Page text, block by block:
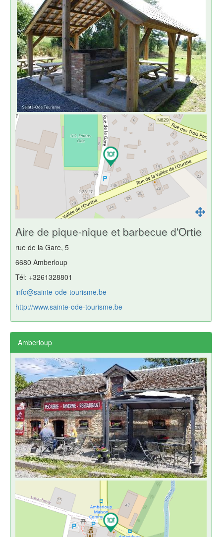
Aire de pique-nique et barbecue d'Ortie
rue de la Gare, 5
6680 Amberloup
Tél: +3261328801
info@sainte-ode-tourisme.be
http://www.sainte-ode-tourisme.be
Amberloup